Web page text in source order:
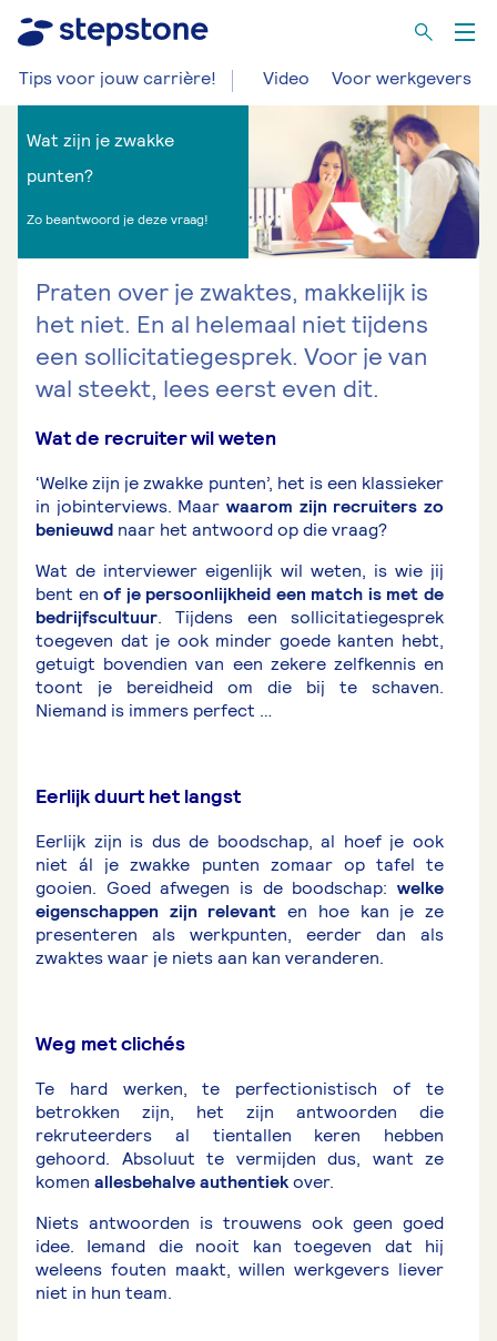
Tips voor jouw carrière! Video Voor werkgevers
Wat zijn je zwakke
punten?
Zo beantwoord je deze vraag!
Praten over je zwaktes, makkelijk is
het niet. En al helemaal niet tijdens
een sollicitatiegesprek. Voor je van
wal steekt, lees eerst even dit.
Wat de recruiter wil weten
‘Welke zijn je zwakke punten’, het is een klassieker
in jobinterviews. Maar waarom zijn recruiters zo
benieuwd naar het antwoord op die vraag?
Wat de interviewer eigenlijk wil weten, is wie jij
bent enof je persoonlijkheid een match is met de
bedrijfscultuur. Tijdens een sollicitatiegesprek
toegeven dat je ook minder goede kanten hebt,
getuigt bovendien van een zekere zelfkennis en
toont je bereidheid om die bij te schaven.
Niemand is immers perfect …
Eerlijk duurt het langst
Eerlijk zijn is dus de boodschap, al hoef je ook
niet ál je zwakke punten zomaar op tafel te
gooien. Goed afwegen is de boodschap: welke
eigenschappen zijn relevant en hoe kan je ze
presenteren als werkpunten, eerder dan als
zwaktes waar je niets aan kan veranderen.
Weg met clichés
Te hard werken, te perfectionistisch of te
betrokken zijn, het zijn antwoorden die
rekruteerders al tientallen keren hebben
gehoord. Absoluut te vermijden dus, want ze
komen allesbehalve authentiekover.
Niets antwoorden is trouwens ook geen goed
idee. Iemand die nooit kan toegeven dat hij
weleens fouten maakt, willen werkgevers liever
niet in hun team.